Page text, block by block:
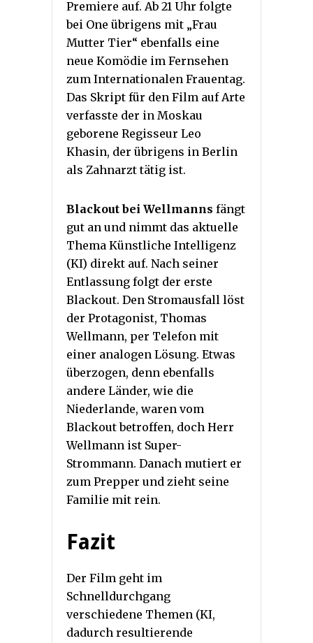
Premiere auf. Ab 21 Uhr folgte
bei One übrigens mit „Frau
Mutter Tier“ ebenfalls eine
neue Komödie im Fernsehen
zum Internationalen Frauentag.
Das Skript für den Film auf Arte
verfasste der in Moskau
geborene Regisseur Leo
Khasin, der übrigens in Berlin
als Zahnarzt tätig ist.
Blackout bei Wellmanns fängt
gut an und nimmt das aktuelle
Thema Künstliche Intelligenz
(KI) direkt auf. Nach seiner
Entlassung folgt der erste
Blackout. Den Stromausfall löst
der Protagonist, Thomas
Wellmann, per Telefon mit
einer analogen Lösung. Etwas
überzogen, denn ebenfalls
andere Länder, wie die
Niederlande, waren vom
Blackout betroffen, doch Herr
Wellmann ist Super-
Strommann. Danach mutiert er
zum Prepper und zieht seine
Familie mit rein.
Fazit
Der Film geht im
Schnelldurchgang
verschiedene Themen (KI,
dadurch resultierende